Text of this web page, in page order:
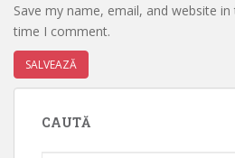
Save my name, email, and website
time I comment.
CAUTĂ